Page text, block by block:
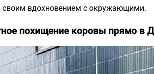
своим вдохновением с окружающими.
похищение коровы прямо в